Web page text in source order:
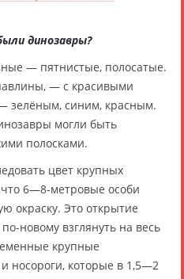
динозавры?
— пятнистые, полосатые.
— с красивыми
синим, красным.
могли быть
полосками.
цвет крупных
6—8-метровые особи
окраску. Это открытие
новому взглянуть на весь
крупные
которые в 1,5—2